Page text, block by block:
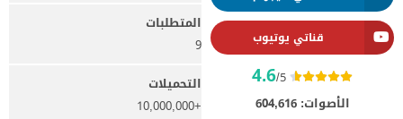
قناتي يوتيوب
4.6/5
الأصوات:604,616
المتطلبات
9
التحميلات
+10,000,000